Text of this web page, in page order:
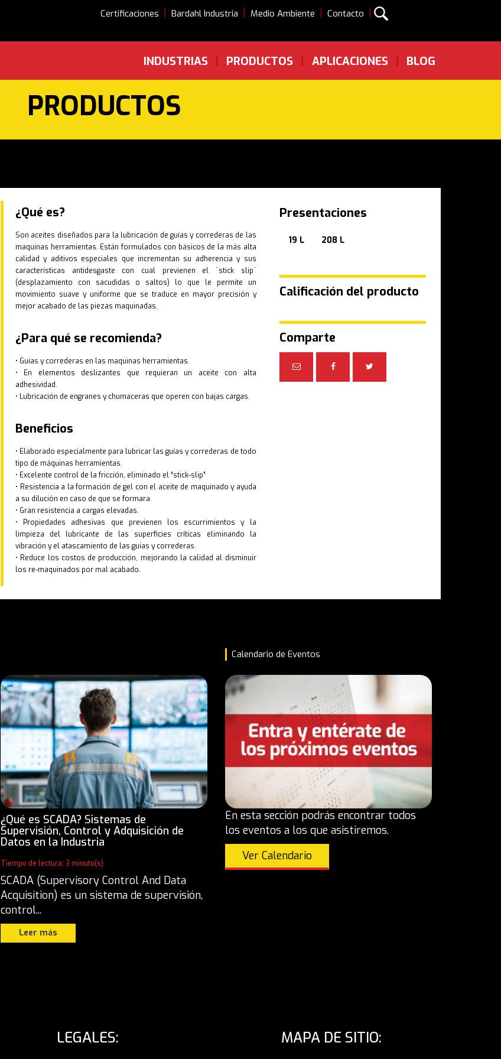
Certificaciones | Bardahl Industria | Medio Ambiente | Contacto |
INDUSTRIAS | PRODUCTOS | APLICACIONES | BLOG
PRODUCTOS
¿Qué es?
Son aceites diseñados para la lubricación de guías y correderas de las
maquinas herramientas. Están formulados con básicos de la más alta
calidad y aditivos especiales que incrementan su adherencia y sus
características antidesgaste con cual previenen el ¨stick slip¨
(desplazamiento con sacudidas o saltos) lo que le permite un
movimiento suave y uniforme que se traduce en mayor precisión y
mejor acabado de las piezas maquinadas.
¿Para qué se recomienda?
• Guías y correderas en las maquinas herramientas.
• En elementos deslizantes que requieran un aceite con alta
adhesividad.
• Lubricación de engranes y chumaceras que operen con bajas cargas.
Beneficios
• Elaborado especialmente para lubricar las guías y correderas de todo
tipo de máquinas herramientas.
• Excelente control de la fricción, eliminado el “stick-slip”
• Resistencia a la formación de gel con el aceite de maquinado y ayuda
a su dilución en caso de que se formara.
• Gran resistencia a cargas elevadas.
• Propiedades adhesivas que previenen los escurrimientos y la
limpieza del lubricante de las superficies críticas eliminando la
vibración y el atascamiento de las guías y correderas.
• Reduce los costos de producción, mejorando la calidad al disminuir
los re-maquinados por mal acabado.
Presentaciones
19 L 208 L
Calificación del producto
Comparte
¿Qué es SCADA? Sistemas de
Supervisión, Control y Adquisición de
Datos en la Industria
Tiempo de lectura: 3 minuto(s)
SCADA (Supervisory Control And Data
Acquisition) es un sistema de supervisión,
control...
Leer más
Calendario de Eventos
En esta sección podrás encontrar todos
los eventos a los que asistiremos.
Ver Calendario
LEGALES: MAPA DE SITIO: